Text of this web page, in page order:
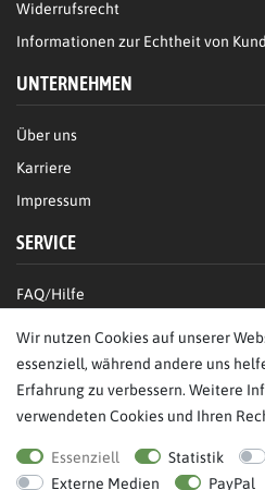
Widerrufsrecht
Informationen zur Echtheit von
UNTERNEHMEN
Über uns
Karriere
Impressum
SERVICE
FAQ/Hilfe
Datenschutz
AGB
Bestellung widerrufen
Wir nutzen Cookies auf unserer
essenziell, während andere uns
Erfahrung zu verbessern. Weitere
verwendeten Cookies und Ihren
Essenziell Statistik
Externe Medien
PayPal